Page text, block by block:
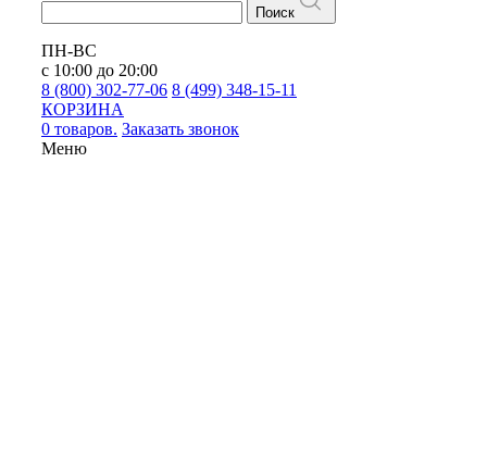
Поиск
ПН-ВС
с 10:00 до 20:00
8 (800) 302-77-06 8 (499) 348-15-11
КОРЗИНА
0 товаров. Заказать звонок
Меню